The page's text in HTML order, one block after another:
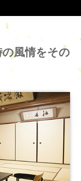
風情をその